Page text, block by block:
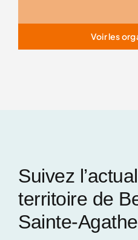
Voir les
Suivez
territoire de
Sainte-Agathe